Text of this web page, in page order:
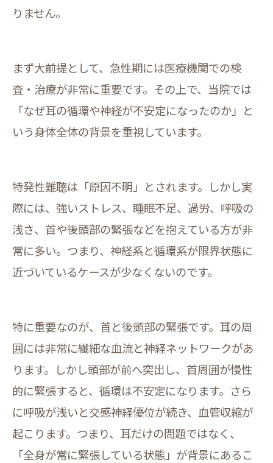
りません。
まず大前提として、急性期には医療機関での検
査・治療が非常に重要です。その上で、当院では
「なぜ耳の循環や神経が不安定になったのか」と
いう身体全体の背景を重視しています。
特発性難聴は「原因不明」とされます。しかし実
際には、強いストレス、睡眠不足、過労、呼吸の
浅さ、首や後頭部の緊張などを抱えている方が非
常に多い。つまり、神経系と循環系が限界状態に
近づいているケースが少なくないのです。
特に重要なのが、首と後頭部の緊張です。耳の周
囲には非常に繊細な血流と神経ネットワークがあ
ります。しかし頭部が前へ突出し、首周囲が慢性
的に緊張すると、循環は不安定になります。さら
に呼吸が浅いと交感神経優位が続き、血管収縮が
起こります。つまり、耳だけの問題ではなく、
「全身が常に緊張している状態」が背景にあるこ